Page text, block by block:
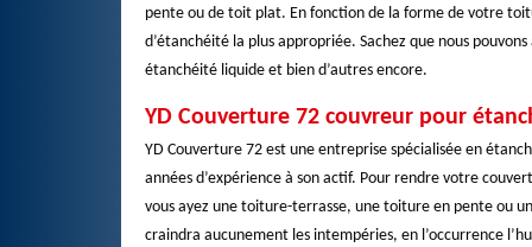
pente ou de toit plat. En fonction de la forme de votre
d’étanchéité la plus appropriée. Sachez que nous
étanchéité liquide et bien d’autres encore.
YD Couverture 72 couvreur pour
YD Couverture 72 est une entreprise spécialisée en
années d’expérience à son actif. Pour rendre votre
vous ayez une toiture-terrasse, une toiture en pente ou
craindra aucunement les intempéries, en l’occurrence